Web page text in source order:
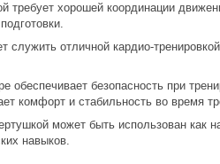
требует хорошей координации
служить отличной кардио-
обеспечивает безопасность при
комфорт и стабильность во время
может быть использован как
навыков.